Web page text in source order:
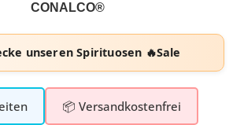
CONALCO®
unserenSpirituosen 🔥Sale
📦 Versandkostenfrei